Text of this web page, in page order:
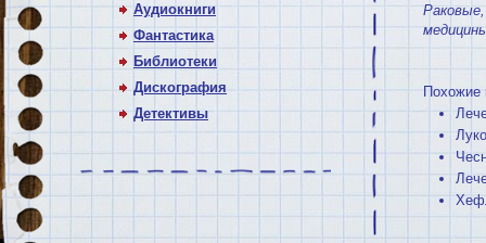
Аудиокниги
Фантастика
Библиотеки
Дискография
Детективы
Раковые
Похожие